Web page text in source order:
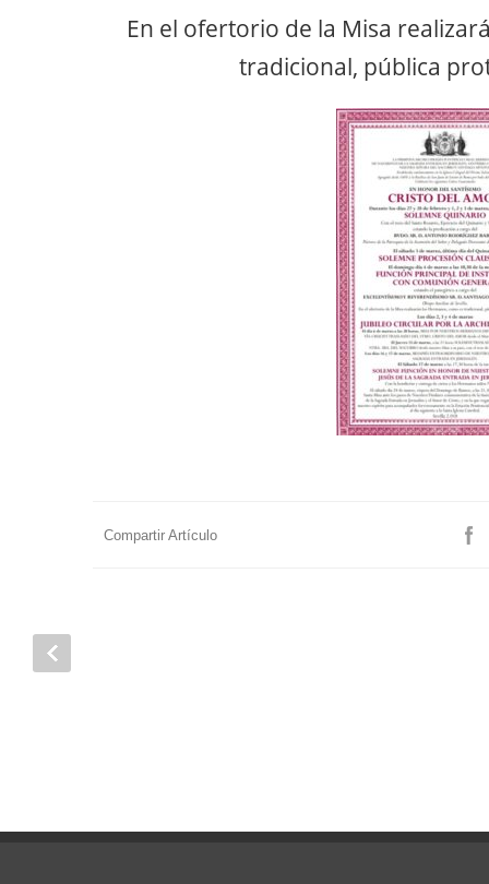
En el ofertorio de la Misa
tradicional, pública
Compartir Artículo